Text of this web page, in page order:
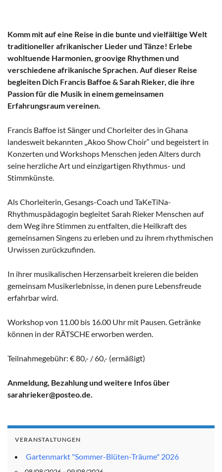
Komm mit auf eine Reise in die bunte und vielfältige Welt
traditioneller afrikanischer Lieder und Tänze! Erlebe
wohltuende Harmonien, groovige Rhythmen und
verschiedene afrikanische Sprachen. Auf dieser Reise
begleiten Dich Francis Baffoe & Sarah Rieker, die ihre
Passion für die Musik in einem gemeinsamen
Erfahrungsraum vereinen.
Francis Baffoe ist Sänger und Chorleiter des in Ghana
landesweit bekannten „Akoo Show Choir“ und begeistert in
Konzerten und Workshops Menschen jeden Alters durch
seine herzliche Art und einzigartigen Rhythmus- und
Stimmkünste.
Als Chorleiterin, Gesangs-Coach und TaKeTiNa-
Rhythmuspädagogin begleitet Sarah Rieker Menschen auf
dem Weg ihre Stimmen zu entfalten, die Heilkraft des
gemeinsamen Singens zu erleben und zu ihrem rhythmischen
Urwissen zurückzufinden.
In ihrer musikalischen Herzensarbeit kreieren die beiden
gemeinsam Musikerlebnisse, in denen pure Lebensfreude
erfahrbar wird.
Workshop von 11.00 bis 16.00 Uhr mit Pausen. Getränke
können in der RÄTSCHE erworben werden.
Teilnahmegebühr: € 80,- / 60,- (ermäßigt)
Anmeldung, Bezahlung und weitere Infos über
sarahrieker@posteo.de.
VERANSTALTUNGEN
Gartenmarkt "Sommer-Blüten-Träume" 2026